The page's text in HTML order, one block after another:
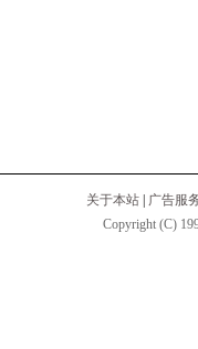
关于本站
广告服
Copyright (C)